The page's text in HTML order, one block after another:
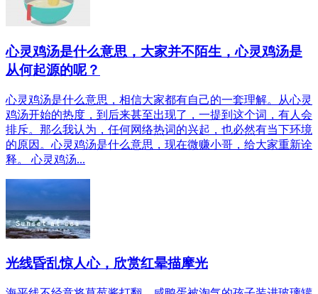
心灵鸡汤是什么意思，大家并不陌生，心灵鸡汤是
从何起源的呢？
心灵鸡汤是什么意思，相信大家都有自己的一套理解。从心灵
鸡汤开始的热度，到后来甚至出现了，一提到这个词，有人会
排斥。那么我认为，任何网络热词的兴起，也必然有当下环境
的原因。心灵鸡汤是什么意思，现在微赚小哥，给大家重新诠
释。 心灵鸡汤...
光线昏乱惊人心，欣赏红晕描摩光